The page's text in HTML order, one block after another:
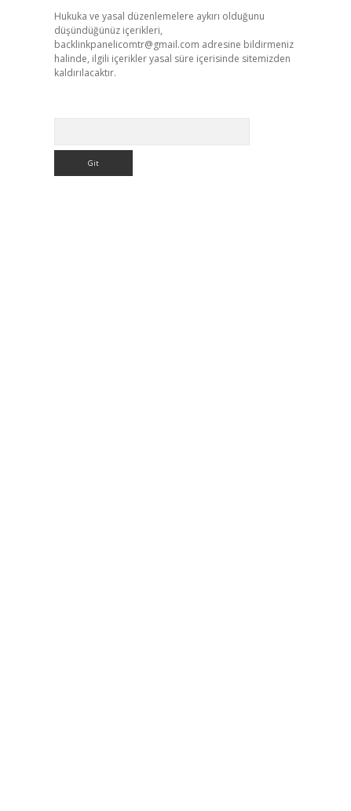
Hukuka ve yasal düzenlemelere aykırı olduğunu
düşündüğünüz içerikleri,
backlinkpanelicomtr@gmail.com adresine bildirmeniz
halinde, ilgili içerikler yasal süre içerisinde sitemizden
kaldırılacaktır.